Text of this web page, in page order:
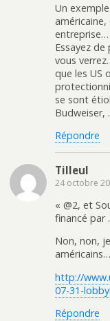
Un
entreprise…
Essayez
vous
que les US
se sont
Budweiser,
Répondre
Tilleul
24 octobre
« @2, et
financé par
Non, non,
américains…
http://
07-31-
Répondre